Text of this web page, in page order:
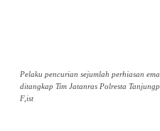
Pelaku pencurian sejumlah perhiasan
ditangkap Tim Jatanras Polresta
F,ist